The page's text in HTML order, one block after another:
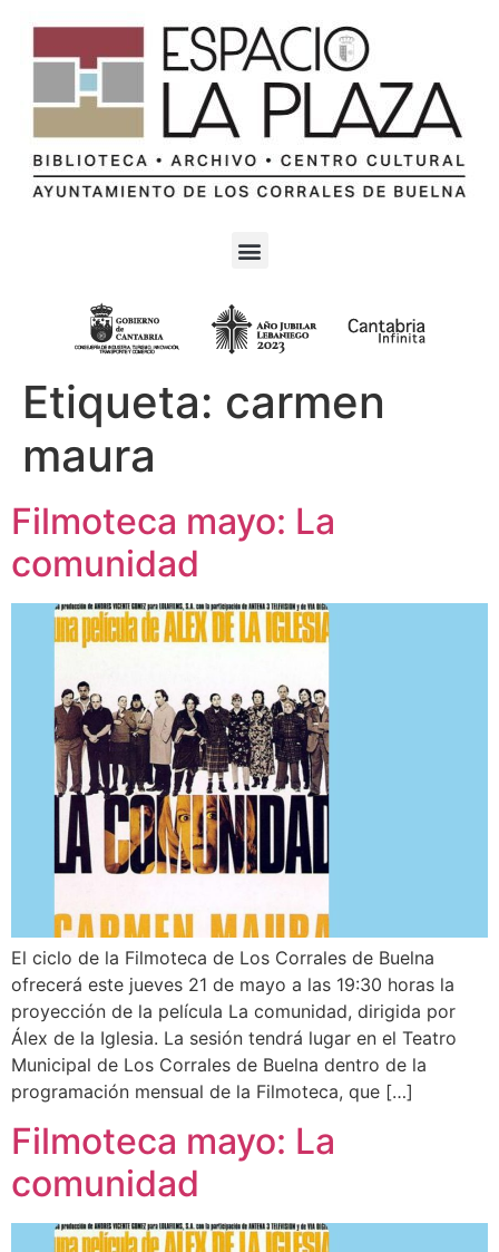
Etiqueta: carmen
maura
Filmoteca mayo: La
comunidad
El ciclo de la Filmoteca de Los Corrales de Buelna
ofrecerá este jueves 21 de mayo a las 19:30 horas la
proyección de la película La comunidad, dirigida por
Álex de la Iglesia. La sesión tendrá lugar en el Teatro
Municipal de Los Corrales de Buelna dentro de la
programación mensual de la Filmoteca, que […]
Filmoteca mayo: La
comunidad